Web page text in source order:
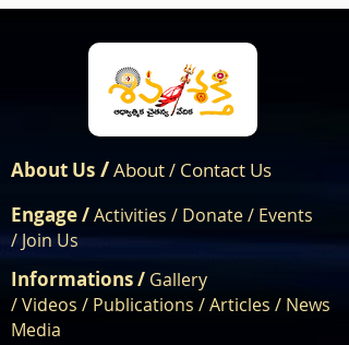
About Us /About/ Contact Us
Engage /Activities / Donate / Events
/ Join Us
Informations / Gallery
/Videos / Publications /Articles / News
Media